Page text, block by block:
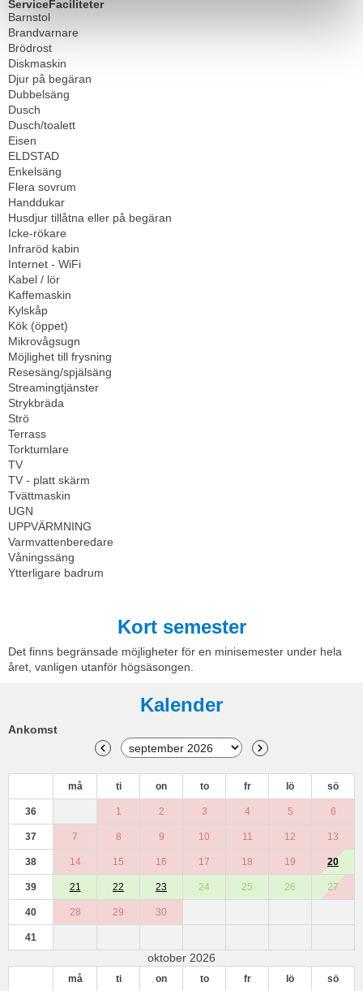
ServiceFaciliteter
Barnstol
Brandvarnare
Brödrost
Diskmaskin
Djur på begäran
Dubbelsäng
Dusch
Dusch/toalett
Eisen
ELDSTAD
Enkelsäng
Flera sovrum
Handdukar
Husdjur tillåtna eller på begäran
Icke-rökare
Infraröd kabin
Internet - WiFi
Kabel / lör
Kaffemaskin
Kylskåp
Kök (öppet)
Mikrovågsugn
Möjlighet till frysning
Resesäng/spjälsäng
Streamingtjänster
Strykbräda
Strö
Terrass
Torktumlare
TV
TV - platt skärm
Tvättmaskin
UGN
UPPVÄRMNING
Varmvattenberedare
Våningssäng
Ytterligare badrum
Kort semester
Det finns begränsade möjligheter för en minisemester under hela
året, vanligen utanför högsäsongen.
Kalender
Ankomst
må ti on to fr lö sö
36 1 2 3 4 5 6
37 7 8 9 10 11 12 13
38 14 15 16 17 18 19 20
39 21 22 23 24 25 26 27
40 28 29 30
41
oktober 2026
må ti on to fr lö sö